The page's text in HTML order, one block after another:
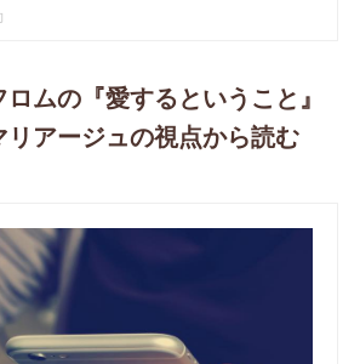
ムの『愛するということ』
アージュの視点から読む